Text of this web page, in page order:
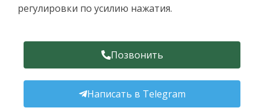
регулировки по усилию нажатия.
Позвонить
Написать в Telegram